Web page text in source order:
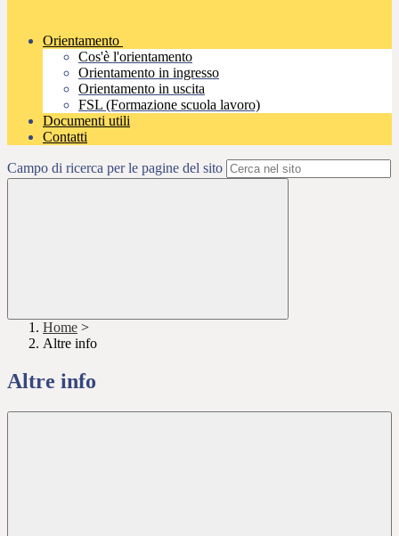
Orientamento
Cos'è l'orientamento
Orientamento in ingresso
Orientamento in uscita
FSL (Formazione scuola lavoro)
Documenti utili
Contatti
Campo di ricerca per le pagine del sito
Home >
Altre info
Altre info